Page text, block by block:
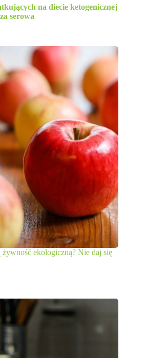
na diecie ketogenicznej
serowa
ekologiczną? Nie daj się